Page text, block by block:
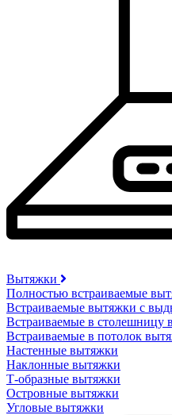
Вытяжки
Полностью встраиваемые
Встраиваемые вытяжки с
Встраиваемые в столешницу
Встраиваемые в потолок
Настенные вытяжки
Наклонные вытяжки
Т-образные вытяжки
Островные вытяжки
Угловые вытяжки